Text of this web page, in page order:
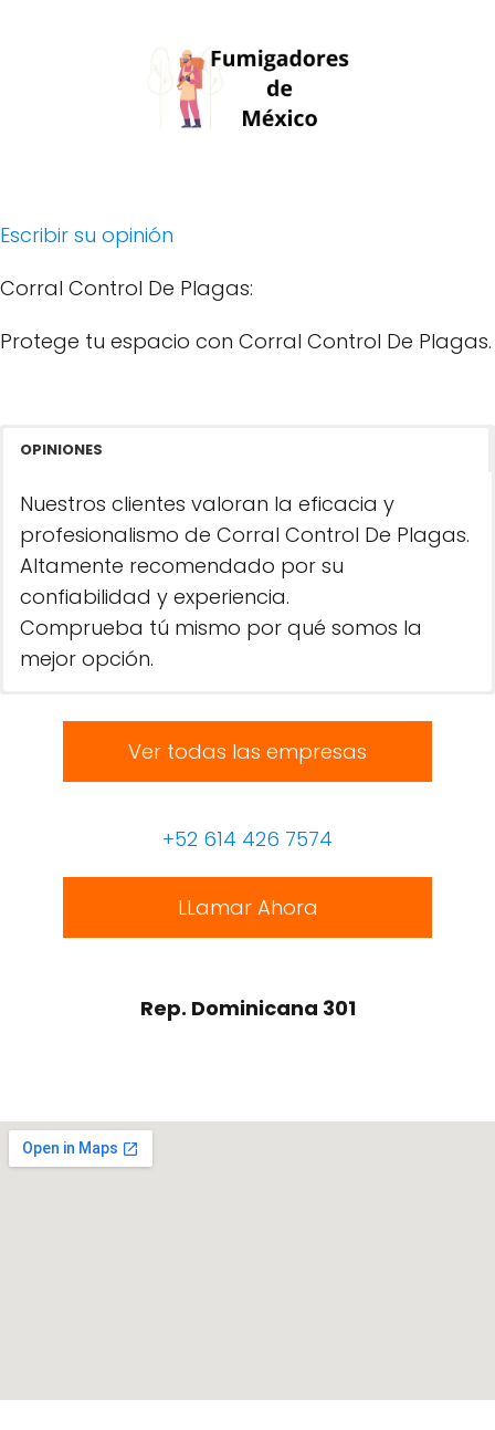
Escribir su opinión
Corral Control De Plagas:
Protege tu espacio con Corral Control De Plagas.
OPINIONES
Nuestros clientes valoran la eficacia y
profesionalismo de Corral Control De Plagas.
Altamente recomendado por su
confiabilidad y experiencia.
Comprueba tú mismo por qué somos la
mejor opción.
Ver todas las empresas
+52 614 426 7574
LLamar Ahora
Rep. Dominicana 301